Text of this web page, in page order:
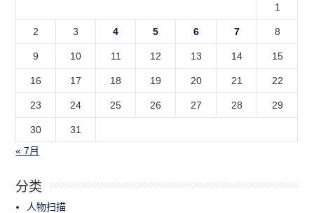
1
2 3 4 5 6 7 8
9 10 11 12 13 14 15
16 17 18 19 20 21 22
23 24 25 26 27 28 29
30
31
« 7月
分类
人物扫描